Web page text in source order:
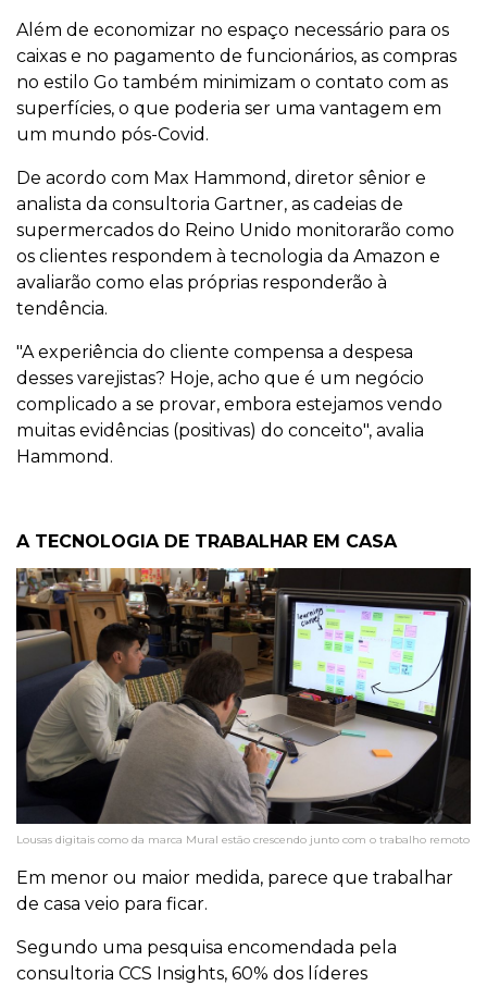
Além de economizar no espaço necessário para os
caixas e no pagamento de funcionários, as compras
no estilo Go também minimizam o contato com as
superfícies, o que poderia ser uma vantagem em
um mundo pós-Covid.
De acordo com Max Hammond, diretor sênior e
analista da consultoria Gartner, as cadeias de
supermercados do Reino Unido monitorarão como
os clientes respondem à tecnologia da Amazon e
avaliarão como elas próprias responderão à
tendência.
"A experiência do cliente compensa a despesa
desses varejistas? Hoje, acho que é um negócio
complicado a se provar, embora estejamos vendo
muitas evidências (positivas) do conceito", avalia
Hammond.
A TECNOLOGIA DE TRABALHAR EM CASA
Lousas digitais como da marca Mural estão crescendo junto com o trabalho remoto
Em menor ou maior medida, parece que trabalhar
de casa veio para ficar.
Segundo uma pesquisa encomendada pela
consultoria CCS Insights, 60% dos líderes